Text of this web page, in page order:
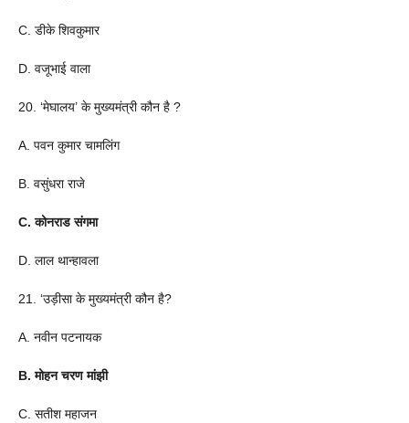
C. डीके शिवकुमार
D. वजूभाई वाला
20. ‘मेघालय’ के मुख्यमंत्री कौन है ?
A. पवन कुमार चामलिंग
B. वसुंधरा राजे
C. कोनराड संगमा
D. लाल थान्हावला
21. ‘उड़ीसा के मुख्यमंत्री कौन है?
A. नवीन पटनायक
B. मोहन चरण मांझी
C. सतीश महाजन